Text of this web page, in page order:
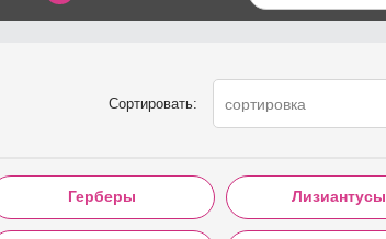
Сортировать: сортировка
Герберы Лизиантусы